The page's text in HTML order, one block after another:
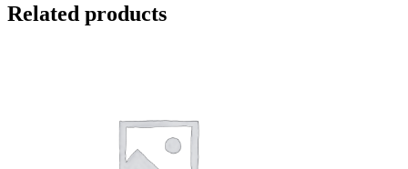
Related products